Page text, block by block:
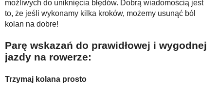
możliwych do uniknięcia błędów. Dobrą wiadomością jest
to, że jeśli wykonamy kilka kroków, możemy usunąć ból
kolan na dobre!
Parę wskazań do prawidłowej i wygodnej
jazdy na rowerze:
Trzymaj kolana prosto